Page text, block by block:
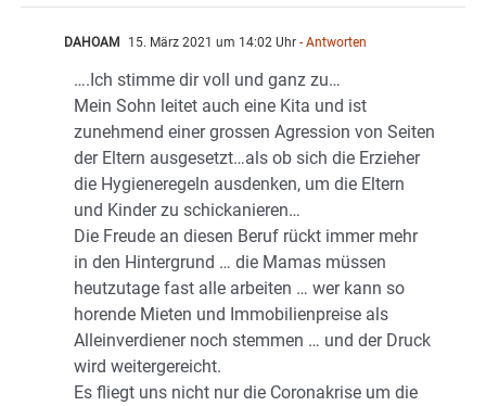
DAHOAM 15. März 2021 um 14:02 Uhr - Antworten
….Ich stimme dir voll und ganz zu…
Mein Sohn leitet auch eine Kita und ist
zunehmend einer grossen Agression von Seiten
der Eltern ausgesetzt…als ob sich die Erzieher
die Hygieneregeln ausdenken, um die Eltern
und Kinder zu schickanieren…
Die Freude an diesen Beruf rückt immer mehr
in den Hintergrund … die Mamas müssen
heutzutage fast alle arbeiten … wer kann so
horende Mieten und Immobilienpreise als
Alleinverdiener noch stemmen … und der Druck
wird weitergereicht.
Es fliegt uns nicht nur die Coronakrise um die